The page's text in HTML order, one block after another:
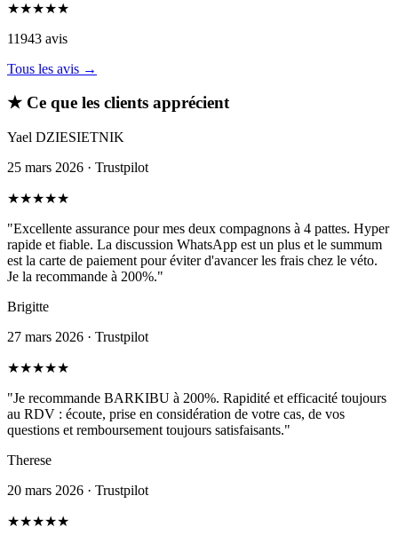
★★★★★
11943 avis
Tous les avis →
★ Ce que les clients apprécient
Yael DZIESIETNIK
25 mars 2026 · Trustpilot
★★★★★
"Excellente assurance pour mes deux compagnons à 4 pattes. Hyper
rapide et fiable. La discussion WhatsApp est un plus et le summum
est la carte de paiement pour éviter d'avancer les frais chez le véto.
Je la recommande à 200%."
Brigitte
27 mars 2026 · Trustpilot
★★★★★
"Je recommande BARKIBU à 200%. Rapidité et efficacité toujours
au RDV : écoute, prise en considération de votre cas, de vos
questions et remboursement toujours satisfaisants."
Therese
20 mars 2026 · Trustpilot
★★★★★